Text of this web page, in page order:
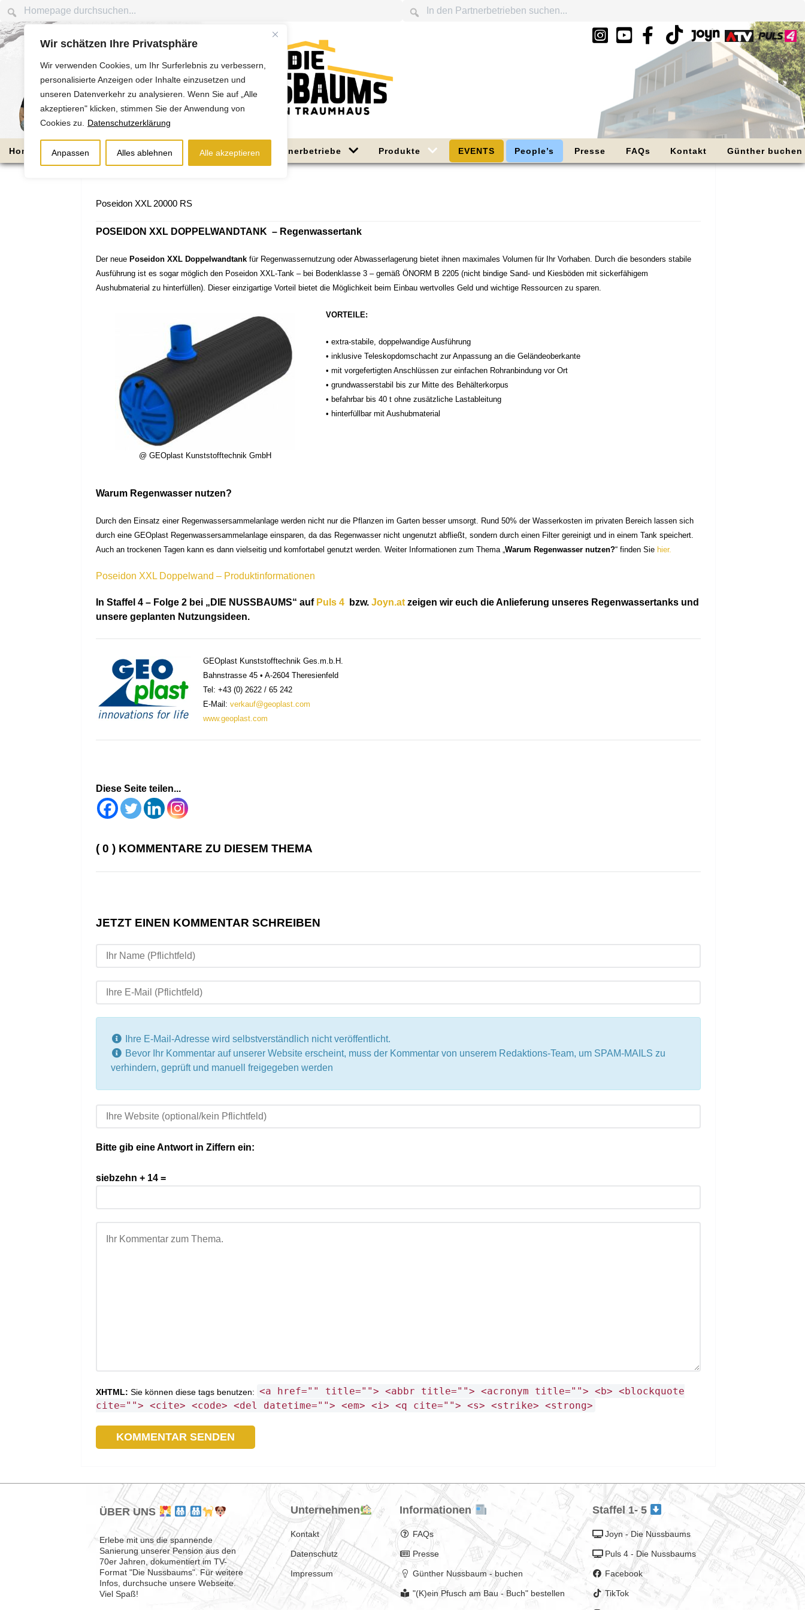
Wir schätzen Ihre Privatsphäre
Wir verwenden Cookies, um Ihr Surferlebnis zu verbessern,
personalisierte Anzeigen oder Inhalte einzusetzen und
unseren Datenverkehr zu analysieren. Wenn Sie auf „Alle
akzeptieren" klicken, stimmen Sie der Anwendung von
Cookies zu.
Datenschutzerklärung
Anpassen Alles ablehnen Alle akzeptieren
Home Die Nussbaums Bauabschnitte Partnerbetriebe Produkte EVENTS People’s Presse FAQs Kontakt Günther buchen
Poseidon XXL 20000 RS
POSEIDON XXL DOPPELWANDTANK – Regenwassertank
Der neue Poseidon XXL Doppelwandtank für Regenwassernutzung oder Abwasserlagerung bietet ihnen maximales Volumen für Ihr Vorhaben. Durch die besonders stabile
Ausführung ist es sogar möglich den Poseidon XXL-Tank – bei Bodenklasse 3 – gemäß ÖNORM B 2205 (nicht bindige Sand- und Kiesböden mit sickerfähigem
Aushubmaterial zu hinterfüllen). Dieser einzigartige Vorteil bietet die Möglichkeit beim Einbau wertvolles Geld und wichtige Ressourcen zu sparen.
@ GEOplast Kunststofftechnik GmbH
VORTEILE:
• extra-stabile, doppelwandige Ausführung
• inklusive Teleskopdomschacht zur Anpassung an die Geländeoberkante
• mit vorgefertigten Anschlüssen zur einfachen Rohranbindung vor Ort
• grundwasserstabil bis zur Mitte des Behälterkorpus
• befahrbar bis 40 t ohne zusätzliche Lastableitung
• hinterfüllbar mit Aushubmaterial
Warum Regenwasser nutzen?
Durch den Einsatz einer Regenwassersammelanlage werden nicht nur die Pflanzen im Garten besser umsorgt. Rund 50% der Wasserkosten im privaten Bereich lassen sich
durch eine GEOplast Regenwassersammelanlage einsparen, da das Regenwasser nicht ungenutzt abfließt, sondern durch einen Filter gereinigt und in einem Tank speichert.
Auch an trockenen Tagen kann es dann vielseitig und komfortabel genutzt werden. Weiter Informationen zum Thema „Warum Regenwasser nutzen?“ finden Sie hier.
Poseidon XXL Doppelwand – Produktinformationen
In Staffel 4 – Folge 2 bei „DIE NUSSBAUMS“ auf Puls 4 bzw.Joyn.atzeigen wir euch die Anlieferung unseres Regenwassertanks und
unsere geplanten Nutzungsideen.
GEOplast Kunststofftechnik Ges.m.b.H.
Bahnstrasse 45 • A-2604 Theresienfeld
Tel: +43 (0) 2622 / 65 242
E-Mail:verkauf@geoplast.com
www.geoplast.com
Diese Seite teilen...
( 0 ) KOMMENTARE ZU DIESEM THEMA
JETZT EINEN KOMMENTAR SCHREIBEN
Ihre E-Mail-Adresse wird selbstverständlich nicht veröffentlicht.
Bevor Ihr Kommentar auf unserer Website erscheint, muss der Kommentar von unserem Redaktions-Team, um SPAM-MAILS zu
verhindern, geprüft und manuell freigegeben werden
Bitte gib eine Antwort in Ziffern ein:
siebzehn + 14 =
XHTML: Sie können diese tags benutzen:
<a href="" title=""> <abbr title=""> <acronym title=""> <b> <blockquote
cite=""> <cite> <code> <del datetime=""> <em> <i> <q cite=""> <s> <strike> <strong>
ÜBER UNS
Erlebe mit uns die spannende
Sanierung unserer Pension aus den
70er Jahren, dokumentiert im TV-
Format "Die Nussbaums". Für weitere
Infos, durchsuche unsere Webseite.
Viel Spaß!
Unternehmen
Kontakt
Datenschutz
Impressum
Informationen
FAQs
Presse
Günther Nussbaum - buchen
"(K)ein Pfusch am Bau - Buch" bestellen
Staffel 1- 5
Joyn - Die Nussbaums
Puls 4 - Die Nussbaums
Facebook
TikTok